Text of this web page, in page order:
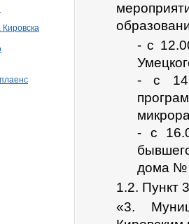
- с
- с
- с
дома №
1.2. Пункт
«3.